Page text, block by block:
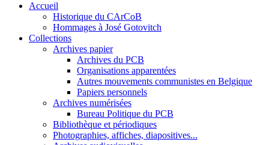
Accueil
Historique du CArCoB
Hommages à José Gotovitch
Collections
Archives papier
Archives du PCB
Organisations apparentées
Autres mouvements communistes en Belgique
Papiers personnels
Archives numérisées
Bureau Politique du PCB
Bibliothèque et périodiques
Photographies, affiches, diapositives...